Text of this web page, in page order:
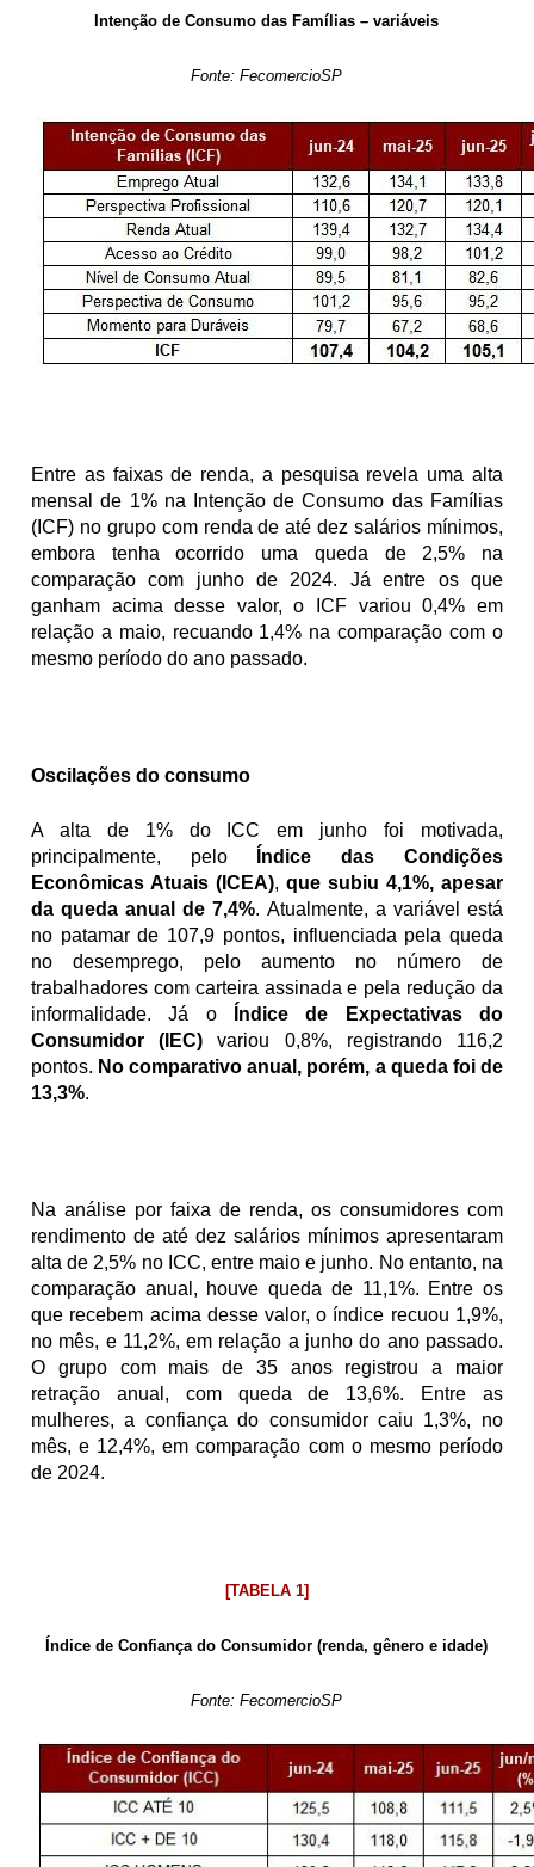
Intenção de Consumo das Famílias – variáveis
Fonte: FecomercioSP
Entre as faixas de renda, a pesquisa revela uma alta
mensal de 1% na Intenção de Consumo das Famílias
(ICF) no grupo com renda de até dez salários mínimos,
embora tenha ocorrido uma queda de 2,5% na
comparação com junho de 2024. Já entre os que
ganham acima desse valor, o ICF variou 0,4% em
relação a maio, recuando 1,4% na comparação com o
mesmo período do ano passado.
Oscilações do consumo
A alta de 1% do ICC em junho foi motivada,
principalmente, pelo
Índice das Condições
Econômicas Atuais (ICEA), que subiu 4,1%, apesar
da queda anual de 7,4%. Atualmente, a variável está
no patamar de 107,9 pontos, influenciada pela queda
no desemprego, pelo aumento no número de
trabalhadores com carteira assinada e pela redução da
informalidade. Já o
Índice de Expectativas do
Consumidor (IEC) variou 0,8%, registrando 116,2
pontos. No comparativo anual, porém, a queda foi de
13,3%.
Na análise por faixa de renda, os consumidores com
rendimento de até dez salários mínimos apresentaram
alta de 2,5% no ICC, entre maio e junho. No entanto, na
comparação anual, houve queda de 11,1%. Entre os
que recebem acima desse valor, o índice recuou 1,9%,
no mês, e 11,2%, em relação a junho do ano passado.
O grupo com mais de 35 anos registrou a maior
retração anual, com queda de 13,6%.
Entre as
mulheres, a confiança do consumidor caiu 1,3%, no
mês, e 12,4%, em comparação com o mesmo período
de 2024.
[TABELA 1]
Índice de Confiança do Consumidor (renda, gênero e idade)
Fonte: FecomercioSP